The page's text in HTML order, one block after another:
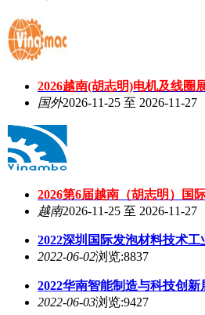
2026越南(胡志明)电机及线圈
国外2026-11-25 至 2026-11-27
2026第6届越南（胡志明）国
越南2026-11-25 至 2026-11-27
2022深圳国际发泡材料技术工
2022-06-02浏览:8837
2022华南智能制造与科技创新
2022-06-03浏览:9427